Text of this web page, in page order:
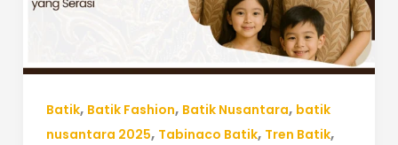
Batik, Batik Fashion, Batik Nusantara, batik
nusantara 2025, Tabinaco Batik, Tren Batik,
Serasi